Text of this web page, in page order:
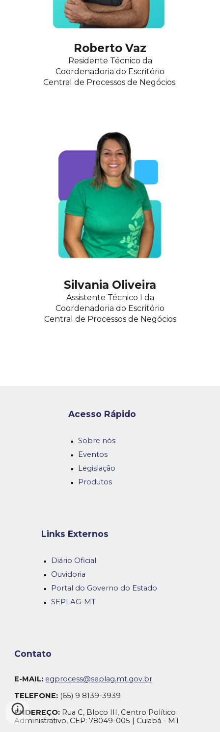
Roberto Vaz
Residente Técnico da
Coordenadoria do Escritório
Central de Processos de Negócios
Silvania Oliveira
Assistente Técnico I da
Coordenadoria do Escritório
Central de Processos de Negócios
Acesso Rápido
Sobre nós
Eventos
Legislação
Produtos
Links Externos
Diário Oficial
Ouvidoria
Portal do Governo do Estado
SEPLAG-MT
Contato
E-MAIL: egprocess@seplag.mt.gov.br
TELEFONE: (65) 9 8139-3939
ENDEREÇO: Rua C, Bloco III, Centro Político
Administrativo, CEP: 78049-005 | Cuiabá - MT